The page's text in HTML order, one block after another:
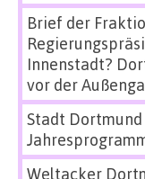
Brief der
Innenstadt?
vor der
Stadt Dortmund
Weltacker